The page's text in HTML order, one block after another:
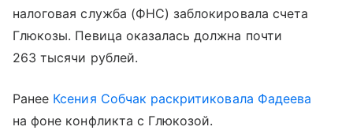
налоговая служба (ФНС) заблокировала счета
Глюкозы. Певица оказалась должна почти
263 тысячи рублей.
Ранее Ксения Собчак раскритиковала Фадеева
на фоне конфликта с Глюкозой.